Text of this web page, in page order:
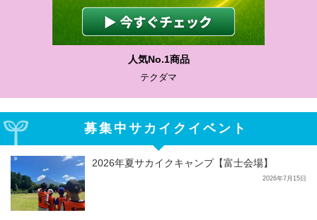
人気No.1商品
テクダマ
募集中サカイクイベント
2026年夏サカイクキャンプ【富士会場】
2026年7月15日